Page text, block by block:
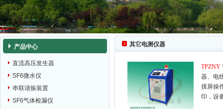
产品中心
直流高压发生器
SF6微水仪
串联谐振装置
SF6气体检漏仪
其它电测仪器
TPZNY
器、电
摸屏操
印，设